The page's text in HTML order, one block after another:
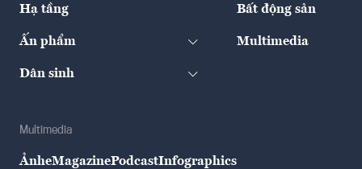
Hạ tầng Bất động sản
Ấn phẩm Multimedia
Dân sinh
Multimedia
ẢnheMagazinePodcastInfographics